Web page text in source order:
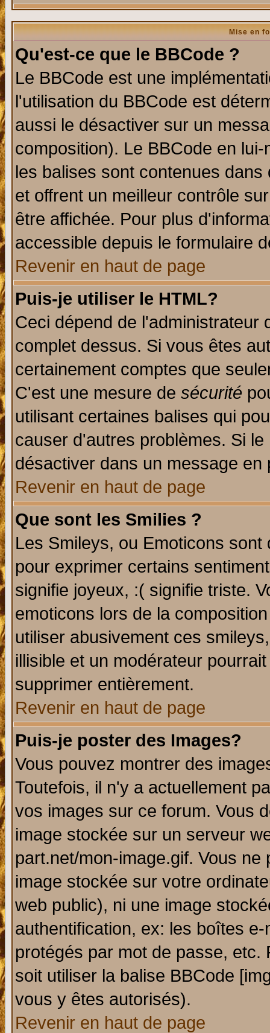
Mise en
Qu'est-ce que le BBCode ?
Le BBCode est une
l'utilisation du BBCode est
aussi le désactiver sur un
composition). Le BBCode en
les balises sont contenues
et offrent un meilleur contrôle
être affichée. Pour plus
accessible depuis le formulaire
Revenir en haut de page
Puis-je utiliser le HTML?
Ceci dépend de l'administrateur
complet dessus. Si vous êtes
certainement comptes que
C'est une mesure de sécurité
utilisant certaines balises qui
causer d'autres problèmes. Si
désactiver dans un message
Revenir en haut de page
Que sont les Smilies ?
Les Smileys, ou Emoticons
pour exprimer certains
signifie joyeux, :( signifie triste.
emoticons lors de la
utiliser abusivement ces
illisible et un modérateur
supprimer entièrement.
Revenir en haut de page
Puis-je poster des Images?
Vous pouvez montrer des
Toutefois, il n'y a actuellement
vos images sur ce forum. Vous
image stockée sur un serveur
part.net/mon-image.gif. Vous
image stockée sur votre
web public), ni une image
authentification, ex: les boîtes
protégés par mot de passe,
soit utiliser la balise BBCode
vous y êtes autorisés).
Revenir en haut de page